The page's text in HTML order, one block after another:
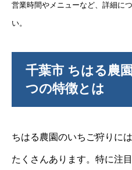
営業時間やメニューなど、詳細に
い。
千葉市 ちはる農
つの特徴とは
ちはる農園のいちご狩りに
たくさんあります。特に注